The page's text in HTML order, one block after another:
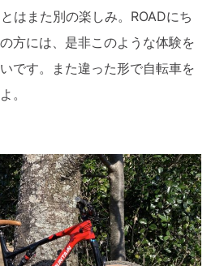
はまた別の楽しみ。ROADにち
方には、是非このような体験を
です。また違った形で自転車を
。